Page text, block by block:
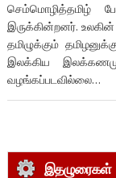
செம்மொழித்தமிழ்
இருக்கின்றனர்.
தமிழுக்கும்
இலக்கிய
வழங்கப்படவில்லை…
இதழுரைகள்